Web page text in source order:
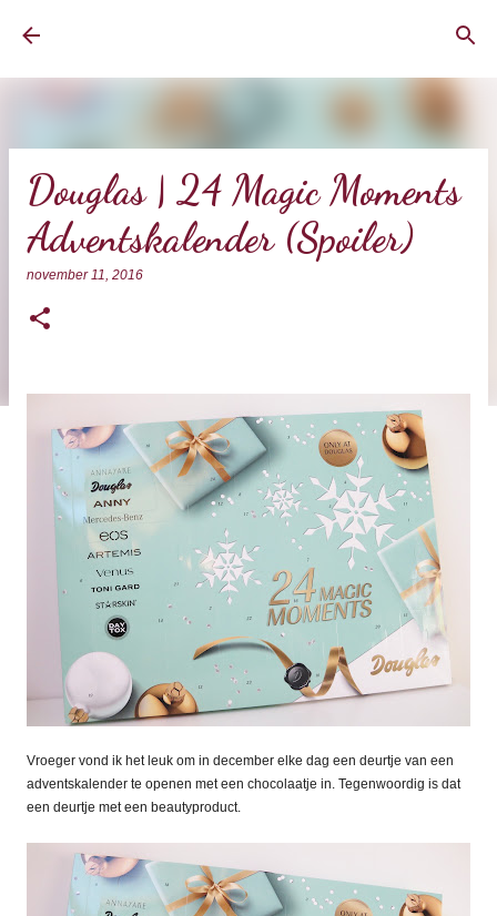
Douglas | 24 Magic Moments
Adventskalender (Spoiler)
november 11, 2016
Vroeger vond ik het leuk om in december elke dag een deurtje van een
adventskalender te openen met een chocolaatje in. Tegenwoordig is dat
een deurtje met een beautyproduct.